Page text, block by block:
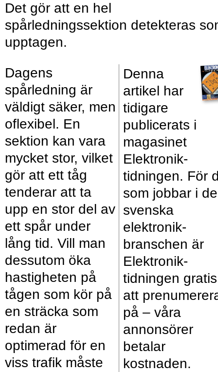
Det gör att en hel
spårledningssektion detekteras
upptagen.
Denna
artikel har
tidigare
publicerats i
magasinet
Elektronik­
tidningen. För
som jobbar i
svenska
elektronik­
branschen är
Elektronik­
tidningen gratis
att
på – våra
annonsörer
betalar
kostnaden.
Dagens
spårledning är
väldigt säker, men
oflexibel. En
sektion kan vara
mycket stor, vilket
gör att ett tåg
tenderar att ta
upp en stor del av
ett spår under
lång tid. Vill man
dessutom öka
hastigheten på
tågen som kör på
en sträcka som
redan är
optimerad för en
viss trafik måste